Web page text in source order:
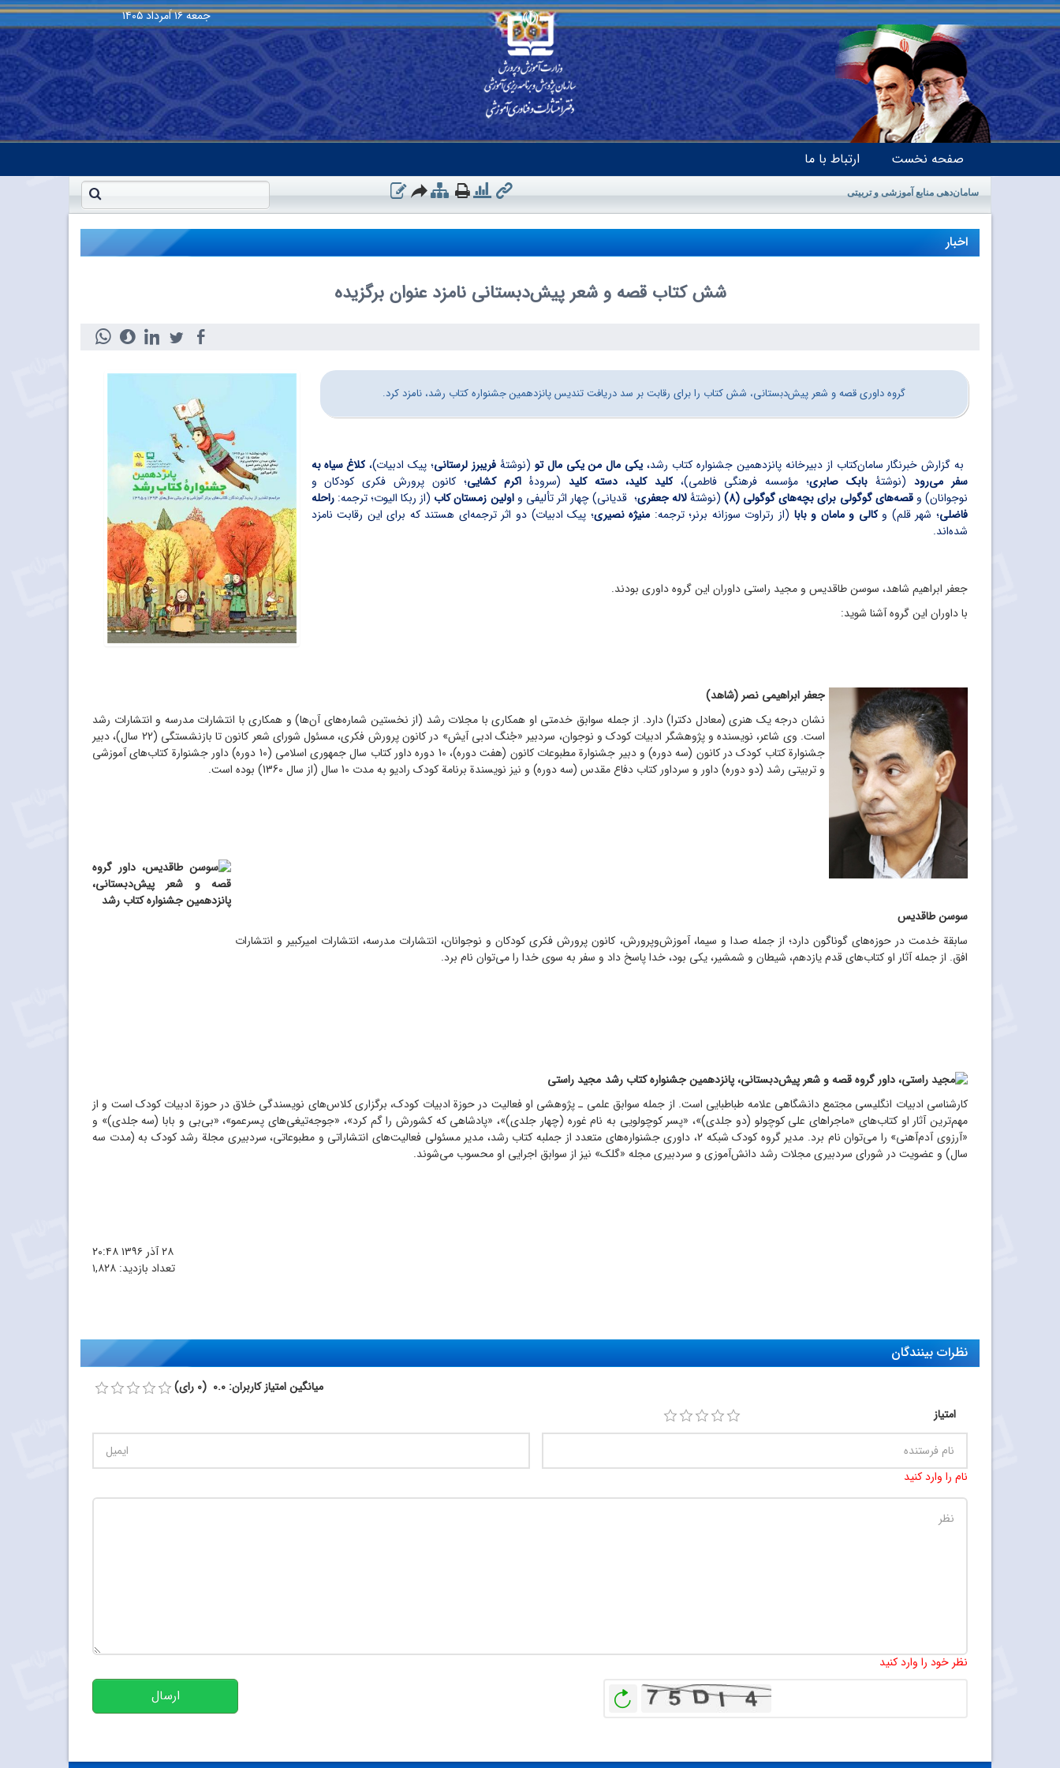
جمعه۱۶ اَمرداد ۱۴۰۵
صفحه نخست ارتباط با ما
سامان‌دهی منابع آموزشی و تربیتی
اخبار
شش کتاب قصه و شعر پیش‌دبستانی نامزد عنوان برگزیده
گروه داوری قصه و شعر پیش‌دبستانی، شش کتاب را برای رقابت بر سد دریافت تندیس پانزدهمین جشنواره کتاب رشد، نامزد کرد.
به گزارش خبرنگار سامان‌کتاب از دبیرخانه پانزدهمین جشنواره کتاب رشد، یکی مال من یکی مال تو (نوشتۀ فریبرز لرستانی؛ پیک ادبیات)، کلاغ سیاه به
سفر می‌رود(نوشتۀ بابک صابری؛ مؤسسه فرهنگی فاطمی)،کلید کلید، دسته کلید (سرودۀ اکرم کشایی؛ کانون پرورش فکری کودکان و
نوجوانان) وقصه‌های گوگولی برای بچه‌های گوگولی (8) (نوشتۀلاله جعفری؛ قدیانی) چهار اثر تألیفی واولین زمستان کاب (از ربکا الیوت؛ ترجمه:راحله
فاضلی؛ شهر قلم) و کالی و مامان و بابا (از رتراوت سوزانه برنر؛ ترجمه: منیژه نصیری؛ پیک ادبیات)دو اثر ترجمه‌ای هستند که برای این رقابت نامزد
شده‌اند.
جعفر ابراهیم شاهد، سوسن طاقدیس و مجید راستی داوران این گروه داوری بودند.
با داوران این گروه آشنا شوید:
جعفر ابراهیمی نصر (شاهد)
نشان درجه یک هنری (معادل دکترا) دارد. از جمله سوابق خدمتی او همکاری با مجلات رشد (از نخستین شمارههای آنها) و همکاری با انتشارات مدرسه و انتشارات رشد
است. وی شاعر، نویسنده و پژوهشگر ادبیات کودک و نوجوان، سردبیر «جُنگ ادبی آیش» در کانون پرورش فکری، مسئول شورای شعر کانون تا بازنشستگی (22 سال)، دبیر
جشنوارة کتاب کودک در کانون (سه دوره) و دبیر جشنوارة مطبوعات کانون (هفت دوره)، 10 دوره داور کتاب سال جمهوری اسلامی (10 دوره) داور جشنوارة کتاب
های آموزشی
و تربیتی رشد (دو دوره) داور و سرداور کتاب دفاع مقدس (سه دوره) و نیز نویسندة برنامة کودک رادیو به مدت 10 سال (از سال 1360) بوده است.
سوسن طاقدیس
سابقة خدمت در حوزههای گوناگون دارد؛ از جمله صدا و سیما، آموزشوپرورش، کانون پرورش فکری کودکان و نوجوانان، انتشارات مدرسه، انتشارات امیرکبیر و انتشارات
افق. از جمله آثار او کتابهای قدم یازدهم، شیطان و شمشیر، یکی بود، خدا پاسخ داد و سفر به سوی خدا را میتوان نام برد.
مجید راستی
کارشناسی ادبیات انگلیسی مجتمع دانشگاهی علامه طباطبایی است. از جمله سوابق علمی ـ پژوهشی او فعالیت در حوزة ادبیات کودک، برگزاری کلاسهای نویسندگی خلاق در حوزة ادبیات کودک است و از
مهمترین آثار او کتابهای «ماجراهای علی کوچولو (دو جلدی)»، «پسر کوچولویی به نام غوره (چهار جلدی)»، «پادشاهی که کشورش را گم کرد»، «جوجهتیغیهای پسرعمو»، «بیبی و بابا (سه جلدی)» و
«آرزوی آدمآهنی» را میتوان نام برد. مدیر گروه کودک شبکه 2، داوری جشنواره‌های متعدد از جملبه کتاب رشد، مدیر مسئولی فعالیت
های انتشاراتی و مطبوعاتی، سردبیری مجلة رشد کودک به (مدت سه
سال) و عضویت در شورای سردبیری مجلات رشد دانشآموزی و سردبیری مجله «گلک» نیز از سوابق اجرایی او محسوب میشوند.
۲۸ آذر ۱۳۹۶
۲۰:۴۸
تعداد بازدید: ۱,۸۲۸
نظرات بینندگان
میانگین امتیاز کاربران: 0.0 (0 رای)
امتیاز
نام را وارد کنید
نظر خود را وارد کنید
بازخوانی ارسال